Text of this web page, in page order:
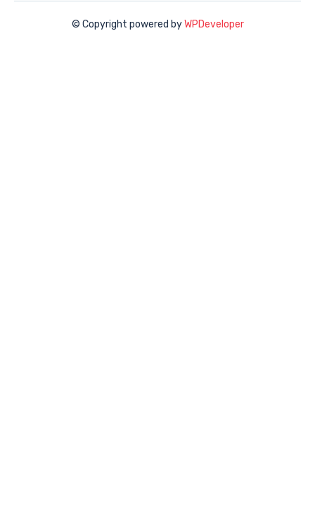
© Copyright powered byWPDeveloper